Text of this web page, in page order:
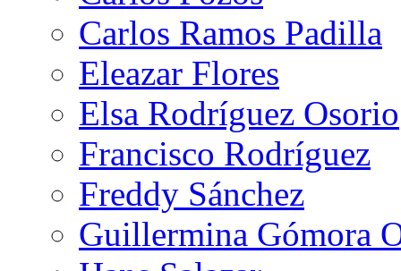
Carlos Ramos Padilla
Eleazar Flores
Elsa Rodríguez Osorio
Francisco Rodríguez
Freddy Sánchez
Guillermina Gómora